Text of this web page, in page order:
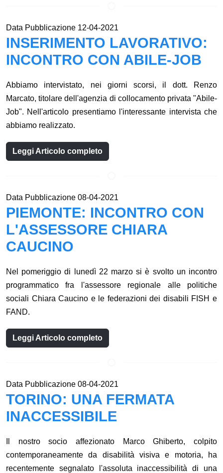
Data Pubblicazione 12-04-2021
INSERIMENTO LAVORATIVO:
INCONTRO CON ABILE-JOB
Abbiamo intervistato, nei giorni scorsi, il dott. Renzo
Marcato, titolare dell'agenzia di collocamento privata "Abile-
Job". Nell'articolo presentiamo l'interessante intervista che
abbiamo realizzato.
Leggi Articolo completo
Data Pubblicazione 08-04-2021
PIEMONTE: INCONTRO CON
L'ASSESSORE CHIARA
CAUCINO
Nel pomeriggio di lunedì 22 marzo si è svolto un incontro
programmatico fra l'assessore regionale alle politiche
sociali Chiara Caucino e le federazioni dei disabili FISH e
FAND.
Leggi Articolo completo
Data Pubblicazione 08-04-2021
TORINO: UNA FERMATA
INACCESSIBILE
Il nostro socio affezionato Marco Ghiberto, colpito
contemporaneamente da disabilità visiva e motoria, ha
recentemente segnalato l'assoluta inaccessibilità di una